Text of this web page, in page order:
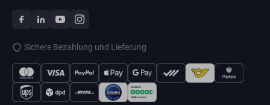
Sichere Bezahlung und Lieferung